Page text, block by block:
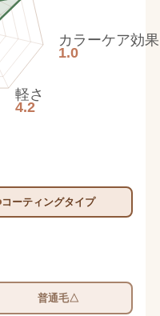
カラーケア効果
1.0
軽さ
4.2
コーティングタイプ
普通毛△